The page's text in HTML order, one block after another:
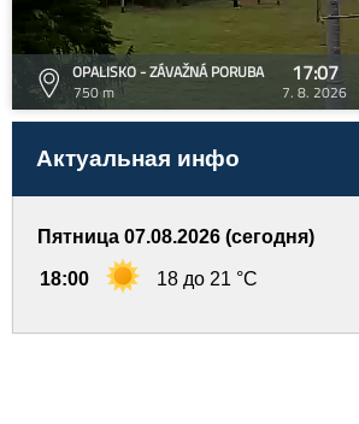
OPALISKO - ZÁVAŽNÁ PORUBA
750 m
17:07
7. 8. 2026
Актуальная инфо
Пятница 07.08.2026 (сегодня)
18:00 18 до 21 °C